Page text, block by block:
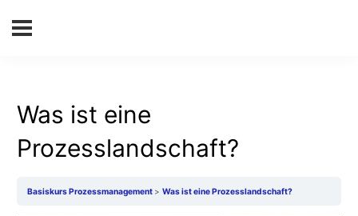
Was ist eine
Prozesslandschaft?
Basiskurs Prozessmanagement Was ist eine Prozesslandschaft?